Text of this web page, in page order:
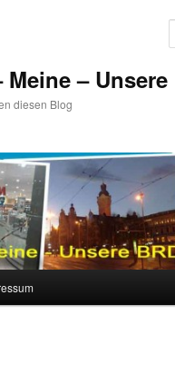
Meine – Unsere
diesen Blog